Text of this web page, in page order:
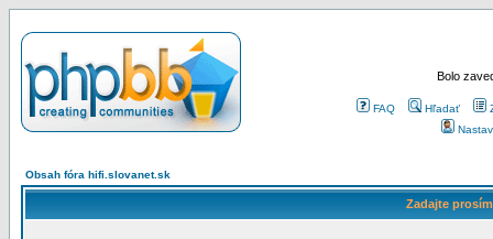
Bolo
FAQ Hľadať
Obsah fóra hifi.slovanet.sk
Zadajte